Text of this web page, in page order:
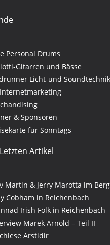
Personal Drums
Gitarren und Bässe
Licht-und Soundtechnik
Internetmarketing
& Sponsoren
für Sonntags
Artikel
Martin & Jerry Marotta im
Cobham in Reichenbach
Irish Folk in Reichenbach
Marek Arnold – Teil II
Arstidir